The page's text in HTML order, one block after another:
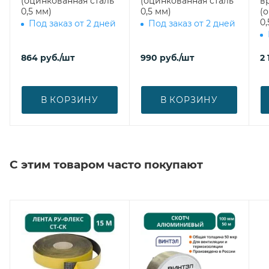
0,5 мм)
Под заказ от 2 дней
864 руб./шт
В КОРЗИНУ
0,5 мм)
Под заказ от 2 дней
990 руб./шт
В КОРЗИНУ
2
С этим товаром часто покупают